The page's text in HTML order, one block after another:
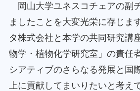
岡山大学ユネスコチェアの副
ましたことを大変光栄に存じま
タ株式会社と本学の共同研究講
物学・植物化学研究室」の責任
シアティブのさらなる発展と国
上に貢献してまいりたいと考え